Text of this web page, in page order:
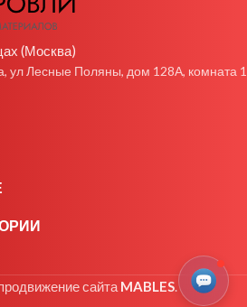
(Москва)
ул Лесные Поляны, дом 128А, комната 1
сайтаMABLES.